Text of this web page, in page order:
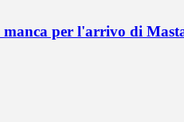
per l'arrivo di